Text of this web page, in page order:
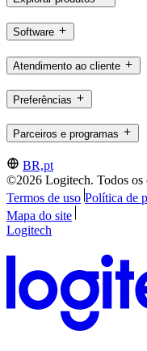
Software
Atendimento ao cliente
Preferências
Parceiros e programas
BR,pt
©2026 Logitech. Todos os
Termos de uso Política de
Mapa do site
Logitech